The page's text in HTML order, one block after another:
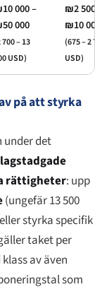
000 –
000
700 – 13
USD)
₪2
₪10
(675 – 2
USD)
på att styrka
under det
rättigheter: upp
(ungefär 13 500
styrka specifik
taket per
av även
som